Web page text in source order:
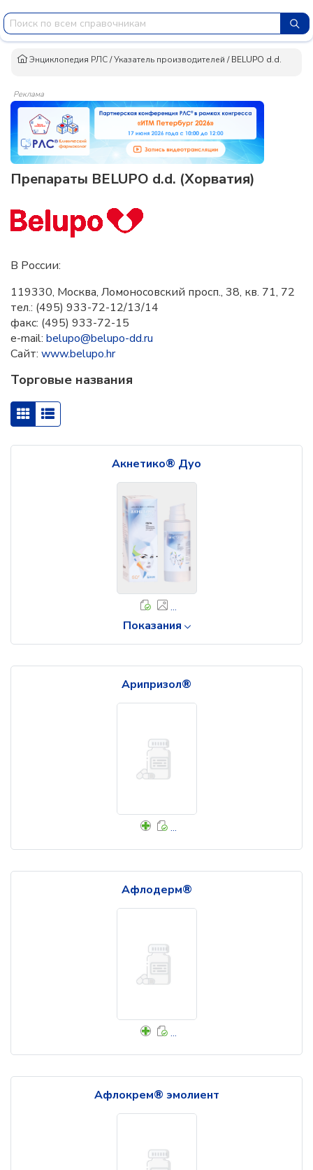
Энциклопедия РЛС/Указатель производителей /BELUPO d.d.
Реклама
Препараты BELUPO d.d. (Хорватия)
В России:
119330, Москва, Ломоносовский просп., 38, кв. 71, 72
тел.: (495) 933-72-12/13/14
факс: (495) 933-72-15
e-mail: belupo@belupo-dd.ru
Сайт: www.belupo.hr
Торговые названия
Акнетико® Дуо
...
Показания
Арипризол®
...
Афлодерм®
...
Афлокрем® эмолиент